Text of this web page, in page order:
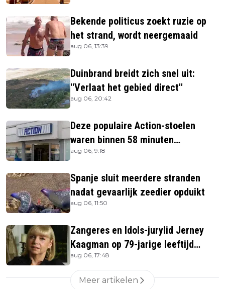
Bekende politicus zoekt ruzie op
het strand, wordt neergemaaid
aug 06, 13:39
Duinbrand breidt zich snel uit:
''Verlaat het gebied direct''
aug 06, 20:42
Deze populaire Action-stoelen
waren binnen 58 minuten
uitverkocht zijn vandaag weer te
aug 06, 9:18
Spanje sluit meerdere stranden
nadat gevaarlijk zeedier opduikt
aug 06, 11:50
Zangeres en Idols-jurylid Jerney
Kaagman op 79-jarige leeftijd
overleden
aug 06, 17:48
Meer artikelen